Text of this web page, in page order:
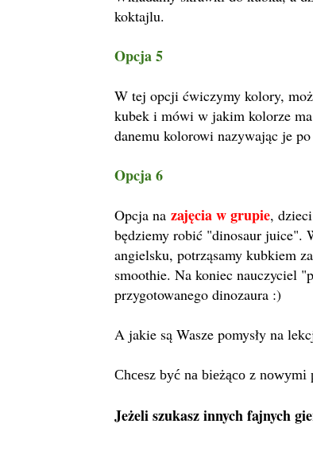
koktajlu.
Opcja 5
W tej opcji ćwiczymy kolory,
kubek i mówi w jakim kolorze
danemu kolorowi nazywając je
Opcja 6
Opcja na zajęcia w grupie,
będziemy robić "dinosaur juice".
angielsku, potrząsamy kubkiem
smoothie. Na koniec nauczyciel
przygotowanego dinozaura :)
A jakie są Wasze pomysły na
Chcesz być na bieżąco z nowymi
Jeżeli szukasz innych fajnych